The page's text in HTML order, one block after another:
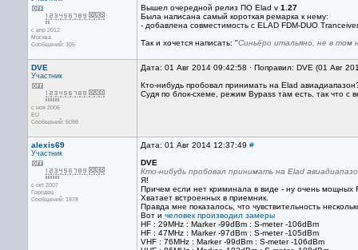
с апр 2012
Москва
Сообщений: 305
Вышел очередной релиз ПО Elad v 1.27
Была написана самый короткая ремарка к нему:
- добавлена совместимость с ELAD FDM-DUO
Так и хочется написать: "Синьёро итальяно, не в том
DVE
Участник
с ноя 2006
EU
Сообщений: 5098
Дата: 01 Авг 2014 09:42:58 · Поправил: DVE (01 Авг
Кто-нибудь пробовал принимать на Elad
Судя по блок-схеме, режим Bypass там есть, так что
alexis69
Участник
с окт 2007
Городец
Сообщений: 1878
Дата: 01 Авг 2014 12:37:49 #
DVE
Кто-нибудь пробовал принимать на Elad
Я!
Причем если нет криминала в виде - ну очень мощных
Хватает встроенных в приемник.
Правда мне показалось, что чувствительность
Вот и человек производил замеры
HF : 29MHz : Marker -99dBm : S-meter -106dBm
HF : 47MHz : Marker -97dBm : S-meter -105dBm
VHF : 76MHz : Marker -99dBm : S-meter -106dBm